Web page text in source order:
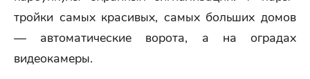
тройки самых красивых, самых больших домов
— автоматические ворота, а на оградах
видеокамеры.